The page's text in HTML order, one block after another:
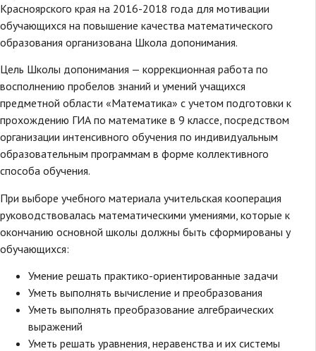
Красноярского края на 2016-2018 года для мотивации
обучающихся на повышение качества математического
образования организована Школа допонимания.
Цель Школы допонимания — коррекционная работа по
восполнению пробелов знаний и умений учащихся
предметной области «Математика» с учетом подготовки к
прохождению ГИА по математике в 9 классе, посредством
организации интенсивного обучения по индивидуальным
образовательным программам в форме коллективного
способа обучения.
При выборе учебного материала учительская кооперация
руководствовалась математическими умениями, которые к
окончанию основной школы должны быть сформированы у
обучающихся:
Умение решать практико-ориентированные задачи
Уметь выполнять вычисление и преобразования
Уметь выполнять преобразование алгебраических
выражений
Уметь решать уравнения, неравенства и их системы